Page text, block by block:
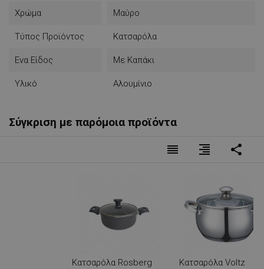
Χρώμα Μαύρο
Τύπος Προϊόντος Κατσαρόλα
Ενα Είδος Με Καπάκι
Υλικό Αλουμίνιο
Σύγκριση με παρόμοια προϊόντα
reorder format_align_right share
Κατσαρόλα Rosberg
Κατσαρόλα Voltz